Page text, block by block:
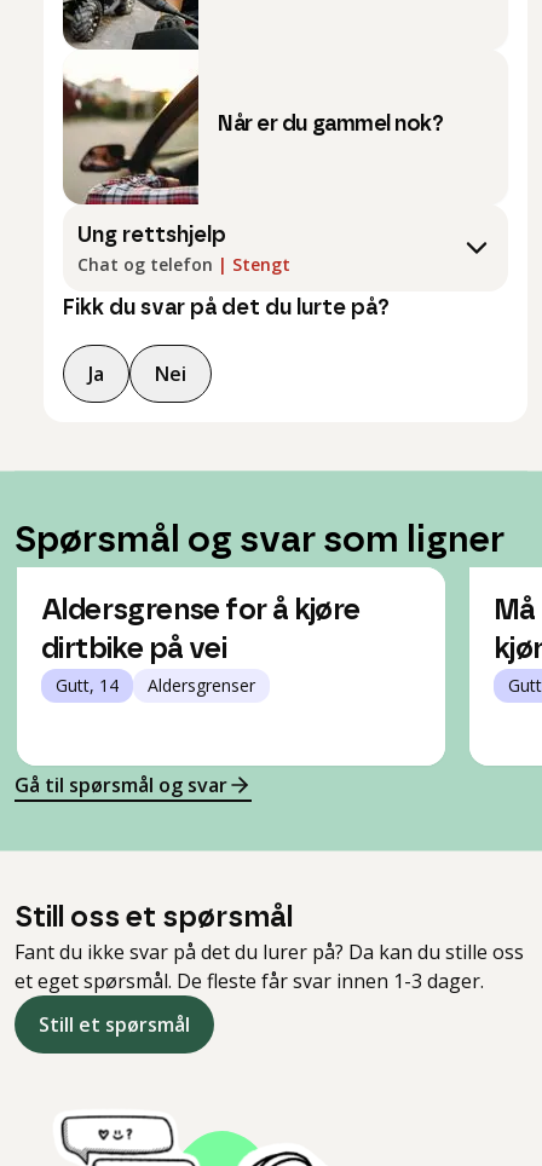
Når er du gammel nok?
Ung rettshjelp
Chat og telefon | Stengt
Fikk du svar på det du lurte på?
Ja Nei
Spørsmål og svar som ligner
Aldersgrense for å kjøre
dirtbike på vei
Gutt, 14 Aldersgrenser
Gå til spørsmål og svar
Still oss et spørsmål
Fant du ikke svar på det du lurer på? Da kan du stille oss
et eget spørsmål. De fleste får svar innen 1-3 dager.
Still et spørsmål